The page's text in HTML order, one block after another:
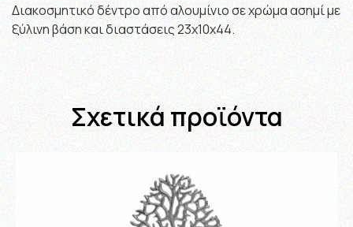
Διακοσμητικό δέντρο από αλουμίνιο σε χρώμα ασημί με
ξύλινη βάση και διαστάσεις 23x10x44.
Σχετικά προϊόντα